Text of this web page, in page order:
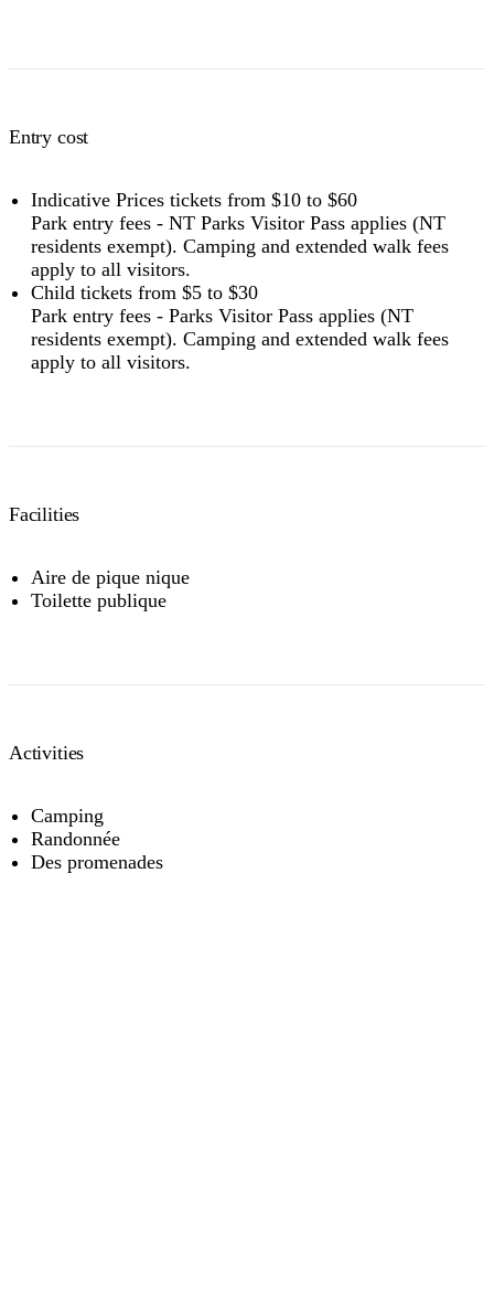
Entry cost
Indicative Prices tickets from $10 to $60
Park entry fees - NT Parks Visitor Pass applies (NT
residents exempt). Camping and extended walk fees
apply to all visitors.
Child tickets from $5 to $30
Park entry fees - Parks Visitor Pass applies (NT
residents exempt). Camping and extended walk fees
apply to all visitors.
Facilities
Aire de pique nique
Toilette publique
Activities
Camping
Randonnée
Des promenades